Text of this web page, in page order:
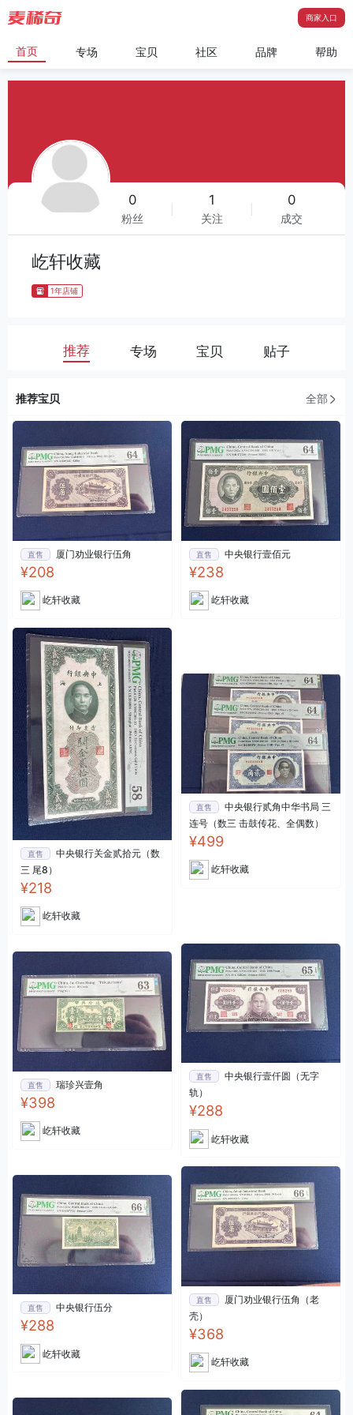
商家入口
首页 专场 宝贝 社区 品牌 帮助
0
粉丝
1
关注
0
成交
屹轩收藏
1年店铺
推荐 专场 宝贝 贴子
推荐宝贝 全部
直售 厦门劝业银行伍角
¥208
屹轩收藏
直售 中央银行壹佰元
¥238
屹轩收藏
直售
中央银行关金贰拾元（数
三 尾8）
¥218
屹轩收藏
直售
中央银行贰角中华书局 三
连号（数三 击鼓传花、全偶数）
¥499
屹轩收藏
直售 瑞珍兴壹角
¥398
屹轩收藏
直售
中央银行壹仟圆（无字
轨）
¥288
屹轩收藏
直售 中央银行伍分
¥288
屹轩收藏
直售
厦门劝业银行伍角（老
壳）
¥368
屹轩收藏